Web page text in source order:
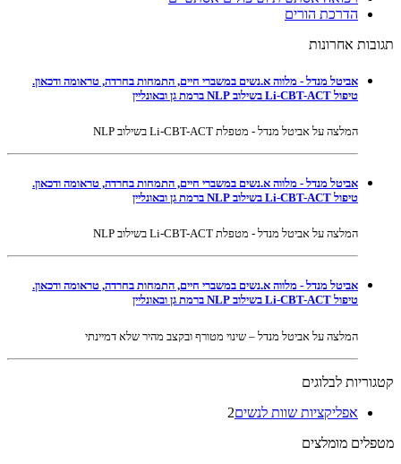
הדרכת הורים
תגובות אחרונות
אביטל מנדל - מלווה א.נשים במשברי חיים, התמחות בחרדה, טראומה ודכאון.
טיפול Li-CBT-ACT בשילוב NLP ברמת גן ובאונליין
המלצה על אביטל מנדל - מטפלת Li-CBT-ACT בשילוב NLP
אביטל מנדל - מלווה א.נשים במשברי חיים, התמחות בחרדה, טראומה ודכאון.
טיפול Li-CBT-ACT בשילוב NLP ברמת גן ובאונליין
המלצה על אביטל מנדל - מטפלת Li-CBT-ACT בשילוב NLP
אביטל מנדל - מלווה א.נשים במשברי חיים, התמחות בחרדה, טראומה ודכאון.
טיפול Li-CBT-ACT בשילוב NLP ברמת גן ובאונליין
המלצה על אביטל מנדל – שינוי מטורף ובקצב מהיר שלא דמיינתי
קטגוריות לבלוגים
אפליקציות שוות לנשים2
מטפלים מומלצים